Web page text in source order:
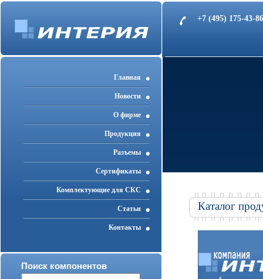
+7 (495) 175-43-
Главная
Новости
О фирме
Продукция
Разъемы
Cертификаты
Комплектующие для СКС
Статьи
Контакты
Поиск компонентов
Каталог